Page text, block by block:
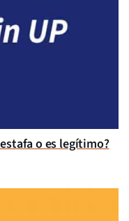
o es legítimo?